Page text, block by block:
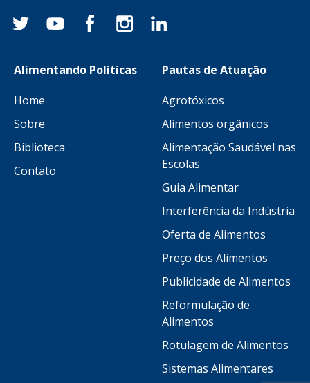
Alimentando Políticas
Home
Sobre
Biblioteca
Contato
Pautas de Atuação
Agrotóxicos
Alimentos orgânicos
Alimentação Saudável nas
Escolas
Guia Alimentar
Interferência da Indústria
Oferta de Alimentos
Preço dos Alimentos
Publicidade de Alimentos
Reformulação de
Alimentos
Rotulagem de Alimentos
Sistemas Alimentares